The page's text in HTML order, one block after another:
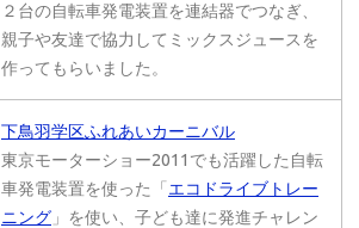
２台の自転車発電装置を連結器でつなぎ、
親子や友達で協力してミックスジュースを
作ってもらいました。
下鳥羽学区ふれあいカーニバル
東京モーターショー2011でも活躍した自転
車発電装置を使った「 エコドライブトレー
ニング 」を使い、子ども達に発進チャレン